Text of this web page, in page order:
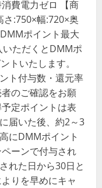
費電力ゼロ 【商
:750×幅:720×奥
ポイント最大
ただくとDMMポ
トいたします。
ト付与数・還元率
のご確認をお願
定ポイントは表
届いた後、約2～3
にDMMポイント
ーンで付与され
れた日から30日と
りを早めにキャ